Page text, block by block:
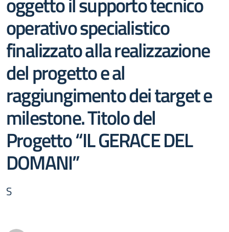
operativo specialistico
finalizzato alla realizzazione
del progetto e al
raggiungimento dei target e
milestone. Titolo del
Progetto “IL GERACE DEL
DOMANI”
S